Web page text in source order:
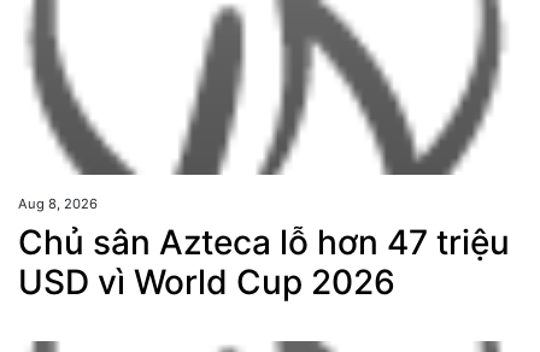
Aug 8, 2026
Chủ sân Azteca lỗ hơn 47 triệu
USD vì World Cup 2026